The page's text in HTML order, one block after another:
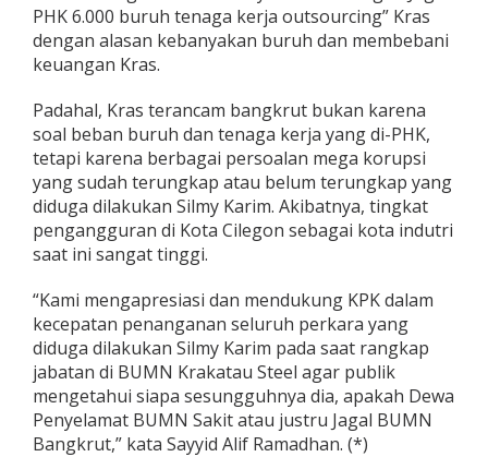
PHK 6.000 buruh tenaga kerja outsourcing” Kras
dengan alasan kebanyakan buruh dan membebani
keuangan Kras.
Padahal, Kras terancam bangkrut bukan karena
soal beban buruh dan tenaga kerja yang di-PHK,
tetapi karena berbagai persoalan mega korupsi
yang sudah terungkap atau belum terungkap yang
diduga dilakukan Silmy Karim. Akibatnya, tingkat
pengangguran di Kota Cilegon sebagai kota indutri
saat ini sangat tinggi.
“Kami mengapresiasi dan mendukung KPK dalam
kecepatan penanganan seluruh perkara yang
diduga dilakukan Silmy Karim pada saat rangkap
jabatan di BUMN Krakatau Steel agar publik
mengetahui siapa sesungguhnya dia, apakah Dewa
Penyelamat BUMN Sakit atau justru Jagal BUMN
Bangkrut,” kata Sayyid Alif Ramadhan. (*)